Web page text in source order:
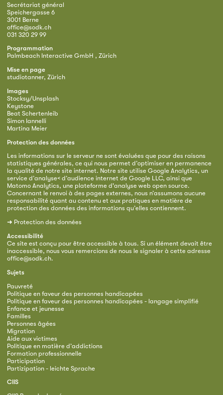
Secrétariat général
Speichergasse 6
3001 Berne
office@sodk.ch
031 320 29 99
Programmation
Palmbeach Interactive GmbH , Zürich
Mise en page
studiotanner, Zürich
Images
Stocksy/Unsplash
Keystone
Beat Schertenleib
Simon Iannelli
Martina Meier
Protection des données
Les informations sur le serveur ne sont évaluées que pour des raisons
statistiques générales, ce qui nous permet d’optimiser en permanence
la qualité de notre site internet. Notre site utilise Google Analytics, un
service d’analyse< d’audience internet de Google LLC, ainsi que
Matomo Analytics, une plateforme d'analyse web open source.
Concernant le renvoi à des pages externes, nous n’assumons aucune
responsabilité quant au contenu et aux pratiques en matière de
protection des données des informations qu’elles contiennent.
➜ Protection des données
Accessibilité
Ce site est conçu pour être accessible à tous. Si un élément devait être
inaccessible, nous vous remercions de nous le signaler à cette adresse
office@sodk.ch.
Sujets
Pauvreté
Politique en faveur des personnes handicapées
Politique en faveur des personnes handicapées - langage simplifié
Enfance et jeunesse
Familles
Personnes âgées
Migration
Aide aux victimes
Politique en matière d’addictions
Formation professionnelle
Participation
Partizipation - leichte Sprache
CIIS